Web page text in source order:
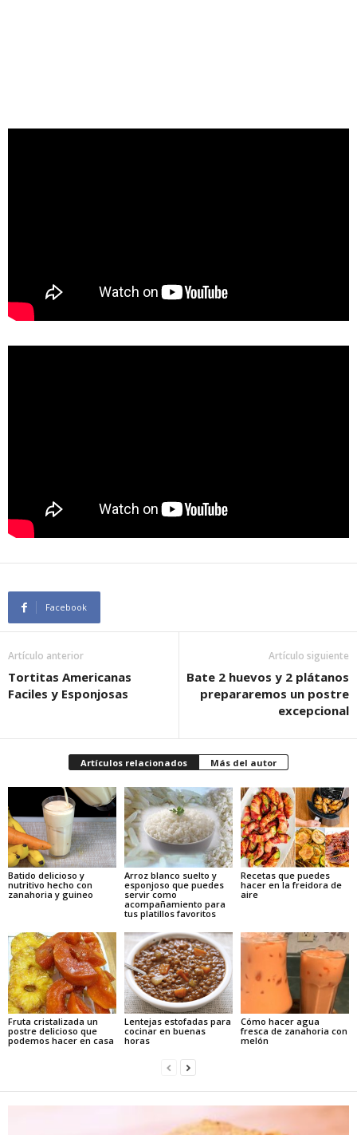
Facebook
Artículo anterior
Tortitas Americanas
Faciles y Esponjosas
Artículo siguiente
Bate 2 huevos y 2 plátanos
prepararemos un postre
excepcional
Artículos relacionados Más del autor
Batido delicioso y
nutritivo hecho con
zanahoria y guineo
Arroz blanco suelto y
esponjoso que puedes
servir como
acompañamiento para
tus platillos favoritos
Recetas que puedes
hacer en la freidora de
aire
Fruta cristalizada un
postre delicioso que
podemos hacer en casa
Lentejas estofadas para
cocinar en buenas
horas
Cómo hacer agua
fresca de zanahoria con
melón